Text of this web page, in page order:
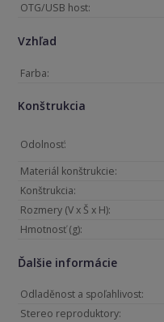
OTG/USB host:
Vzhľad
Farba:
Konštrukcia
Odolnosť:
Materiál konštrukcie:
Konštrukcia:
Rozmery (V x Š x H):
Hmotnosť (g):
Ďalšie informácie
Odladěnost a spoľahlivost:
Stereo reproduktory: